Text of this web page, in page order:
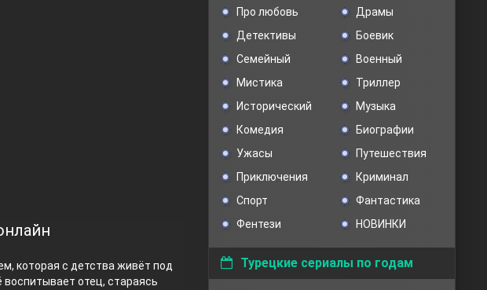
которая с детства живёт под
отец, стараясь
Про любовь
Драмы
Детективы
Боевик
Семейный
Военный
Мистика
Триллер
Исторический
Музыка
Комедия
Биографии
Ужасы
Путешествия
Приключения
Криминал
Спорт
Фантастика
Фентези
НОВИНКИ
Турецкие сериалы по годам